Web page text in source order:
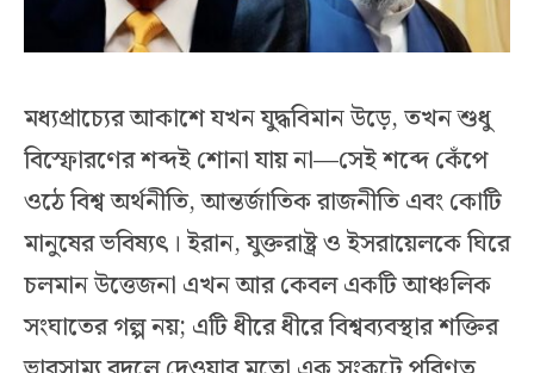
মধ্যপ্রাচ্যের আকাশে যখন যুদ্ধবিমান উড়ে, তখন শুধু
বিস্ফোরণের শব্দই শোনা যায় না—সেই শব্দে কেঁপে
ওঠে বিশ্ব অর্থনীতি, আন্তর্জাতিক রাজনীতি এবং কোটি
মানুষের ভবিষ্যৎ। ইরান, যুক্তরাষ্ট্র ও ইসরায়েলকে ঘিরে
চলমান উত্তেজনা এখন আর কেবল একটি আঞ্চলিক
সংঘাতের গল্প নয়; এটি ধীরে ধীরে বিশ্বব্যবস্থার শক্তির